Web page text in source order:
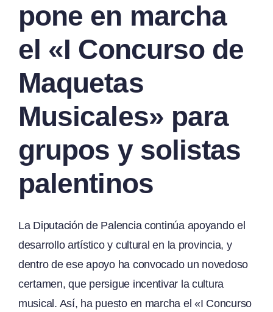
pone en marcha
el «I Concurso de
Maquetas
Musicales» para
grupos y solistas
palentinos
La Diputación de Palencia continúa apoyando el
desarrollo artístico y cultural en la provincia, y
dentro de ese apoyo ha convocado un novedoso
certamen, que persigue incentivar la cultura
musical. Así, ha puesto en marcha el «I Concurso